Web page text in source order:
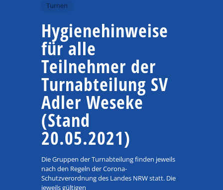
Turnen
Hygienehinweise
für alle
Teilnehmer der
Turnabteilung SV
Adler Weseke
(Stand
20.05.2021)
Die Gruppen der Turnabteilung finden jeweils
nach den Regeln der Corona-
Schutzverordnung des Landes NRW statt. Die
jeweils gültigen